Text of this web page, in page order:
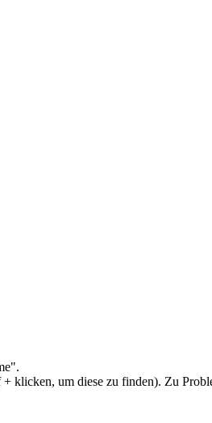
klicken, um diese zu finden). Zu